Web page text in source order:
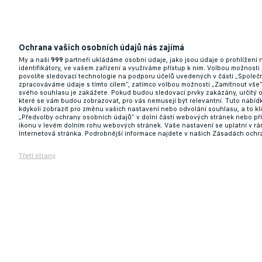
01.04.2026 16:53
Drama v baráži. Itálie selhala v rozstřelu
Ochrana vašich osobních údajů nás zajímá
My a naši 999 partneři ukládáme osobní údaje, jako jsou údaje o prohlížení
identifikátory, ve vašem zařízení a využíváme přístup k nim. Volbou možnosti
povolíte sledovací technologie na podporu účelů uvedených v části
zpracováváme údaje s tímto cílem“, zatímco volbou možnosti „Zamítnout
svého souhlasu je zakážete. Pokud budou sledovací prvky zakázány, určitý
které se vám budou zobrazovat, pro vás nemusejí být relevantní. Tuto
kdykoli zobrazit pro změnu vašich nastavení nebo odvolání souhlasu, a to
„Předvolby ochrany osobních údajů“ v dolní části webových stránek nebo
ikonu v levém dolním rohu webových stránek. Vaše nastavení se uplatní v
Internetová stránka. Podrobnější informace najdete v našich Zásadách
Třetí strany